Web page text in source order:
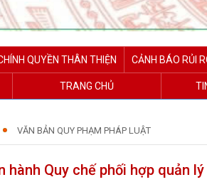
QUYỀN THÂN THIỆN CẢNH BÁO RỦI
TRANG CHỦ
VĂN BẢN QUY PHẠM PHÁP LUẬT
hành Quy chế phối hợp quản